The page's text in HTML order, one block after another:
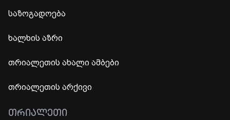
საზოგადოება
ხალხის აზრი
თრიალეთის ახალი ამბები
თრიალეთის არქივი
ᲗᲠᲘᲐᲚᲔᲗᲘ